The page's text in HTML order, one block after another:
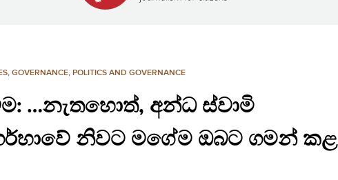
, GOVERNANCE, POLITICS AND GOVERNANCE
…නැතහොත්, අන්ධ ස්වාමි
නිවට මගේම ඔබට ගමන් කළ